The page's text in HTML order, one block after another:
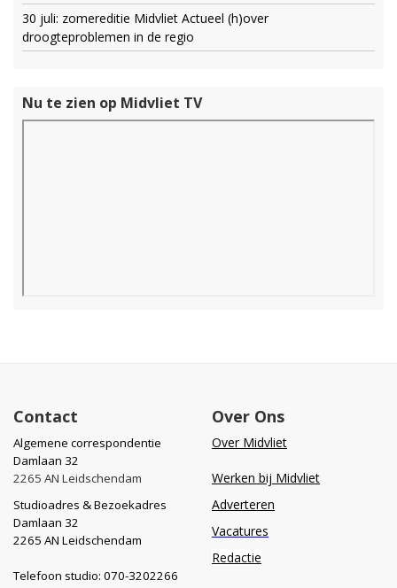
30 juli: zomereditie Midvliet Actueel (h)over
droogteproblemen in de regio
Nu te zien op Midvliet TV
Contact
Algemene correspondentie
Damlaan 32
2265 AN Leidschendam
Studioadres & Bezoekadres
Damlaan 32
2265 AN Leidschendam
Telefoon studio: 070-3202266
Over Ons
Over Midvliet
Werken bij Midvliet
Adverteren
Vacatures
Redactie